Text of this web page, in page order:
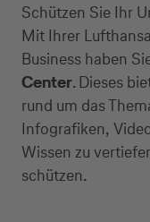
Schützen Sie Ihr
Mit Ihrer
Business haben
Center. Dieses
rund um das
Infografiken,
Wissen zu
schützen.